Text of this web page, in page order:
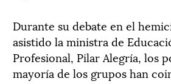
Durante su debate en el
asistido la ministra de
Profesional, Pilar Alegría, los
mayoría de los grupos han